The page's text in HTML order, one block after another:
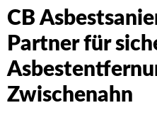
CB
Partner für
Zwischenahn